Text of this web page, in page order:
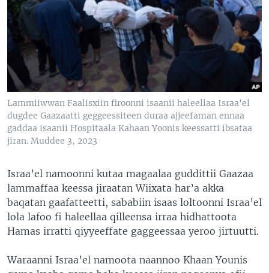
Lammiiwwan Faalisxiin firoonni isaanii haleellaa Israa'el
dugdee Gaazaatti geggeessiteen duraa ajjeefaman ennaa
gaddaa isaanii Hospitaala Kahaan Yoonis keessatti ibsataa
jiran. Muddee 3, 2023
Israa’el namoonni kutaa magaalaa guddittii Gaazaa
lammaffaa keessa jiraatan Wiixata har’a akka
baqatan gaafatteetti, sababiin isaas loltoonni Israa’el
lola lafoo fi haleellaa qilleensa irraa hidhattoota
Hamas irratti qiyyeeffate gaggeessaa yeroo jirtuutti.
Waraanni Israa’el namoota naannoo Khaan Younis